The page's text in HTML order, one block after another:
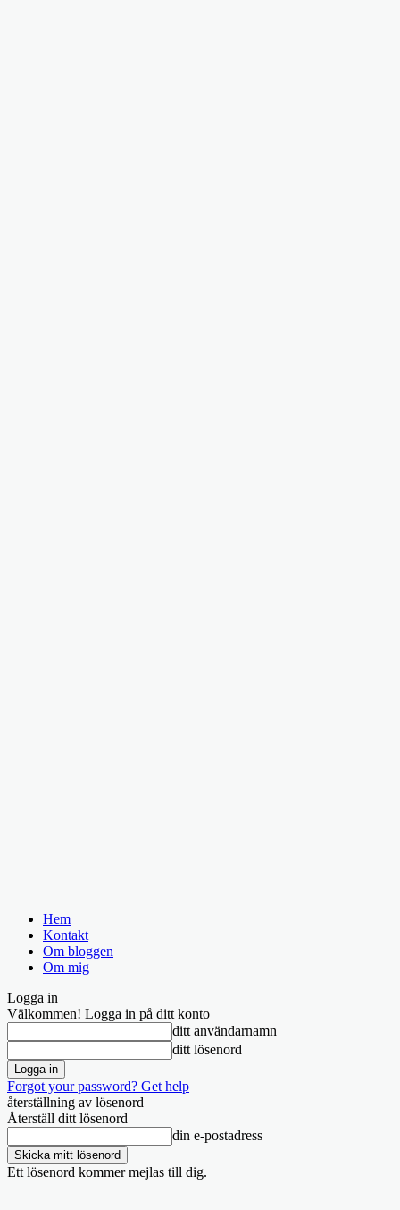
Hem
Kontakt
Om bloggen
Om mig
Logga in
Välkommen! Logga in på ditt konto
ditt användarnamn
ditt lösenord
Forgot your password? Get help
återställning av lösenord
Återställ ditt lösenord
din e-postadress
Ett lösenord kommer mejlas till dig.